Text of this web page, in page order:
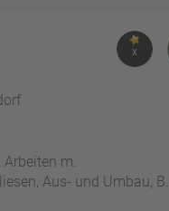
X
m.
Aus- und Umbau, B...